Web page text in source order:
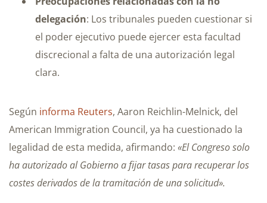
delegación: Los tribunales pueden cuestionar si
el poder ejecutivo puede ejercer esta facultad
discrecional a falta de una autorización legal
clara.
Según informa Reuters, Aaron Reichlin-Melnick, del
American Immigration Council, ya ha cuestionado la
legalidad de esta medida, afirmando: «El Congreso solo
ha autorizado al Gobierno a fijar tasas para recuperar los
costes derivados de la tramitación de una solicitud».